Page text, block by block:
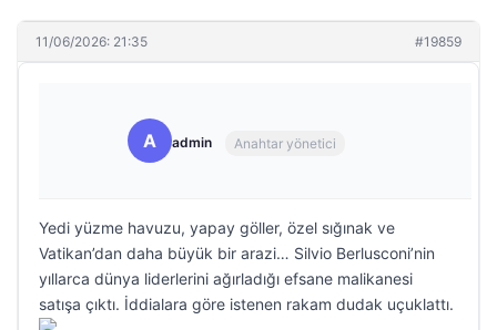
11/06/2026: 21:35 #19859
A admin Anahtar yönetici
Yedi yüzme havuzu, yapay göller, özel sığınak ve
Vatikan’dan daha büyük bir arazi… Silvio Berlusconi’nin
yıllarca dünya liderlerini ağırladığı efsane malikanesi
satışa çıktı. İddialara göre istenen rakam dudak uçuklattı.